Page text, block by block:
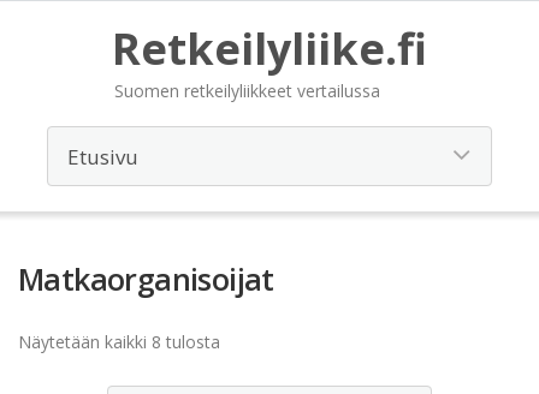
Retkeilyliike.fi
Suomen retkeilyliikkeet vertailussa
Matkaorganisoijat
Näytetään kaikki 8 tulosta